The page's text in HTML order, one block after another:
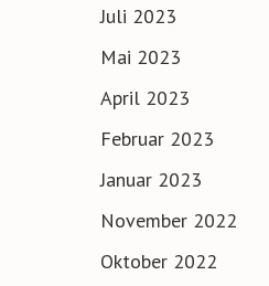
Juli 2023
Mai 2023
April 2023
Februar 2023
Januar 2023
November 2022
Oktober 2022